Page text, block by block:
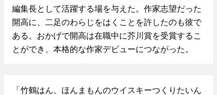
編集長として活躍する場を与えた。作家志望だった
開高に、二足のわらじをはくことを許したのも彼で
ある。おかげで開高は在職中に芥川賞を受賞するこ
とができ、本格的な作家デビューにつながった。
「竹鶴はん、ほんまもんのウイスキーつくりたいん